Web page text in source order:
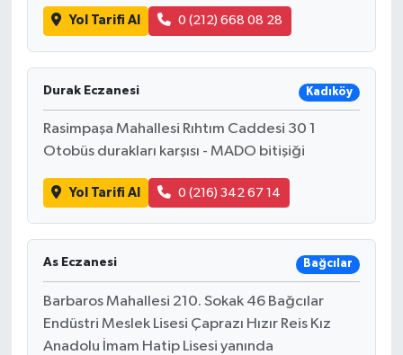
Yol Tarifi Al 0 (212) 668 08 28
Durak Eczanesi Kadıköy
Rasimpaşa Mahallesi Rıhtım Caddesi 30 1
Otobüs durakları karşısı - MADO bitişiği
Yol Tarifi Al 0 (216) 342 67 14
As Eczanesi Bağcılar
Barbaros Mahallesi 210. Sokak 46 Bağcılar
Endüstri Meslek Lisesi Çaprazı Hızır Reis Kız
Anadolu İmam Hatip Lisesi yanında